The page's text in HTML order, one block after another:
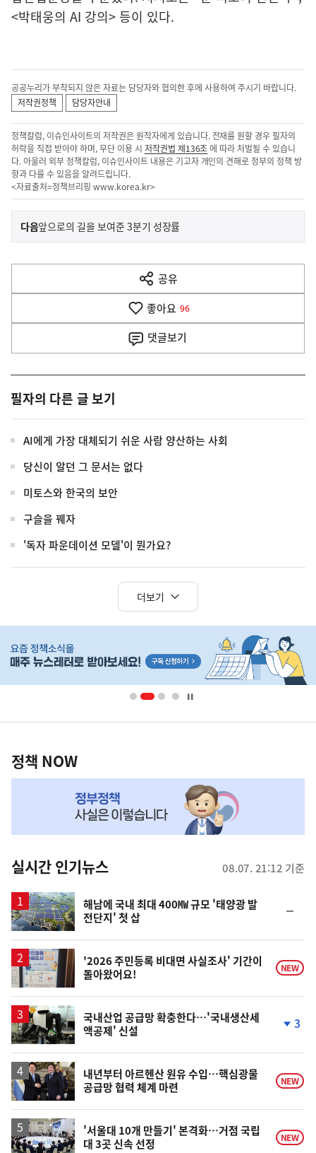
<박태웅의 AI 강의> 등이 있다.
공공누리가 부착되지 않은 자료는 담당자와 협의한 후에 사용하여 주시기 바랍니다.
저작권정책
담당자안내
정책칼럼, 이슈인사이트의 저작권은 원작자에게 있습니다. 전재를 원할 경우 필자의
허락을 직접 받아야 하며, 무단 이용 시 저작권법 제136조에 따라 처벌될 수 있습니
다. 아울러 외부 정책칼럼, 이슈인사이트 내용은 기고자 개인의 견해로 정부의 정책 방
향과 다를 수 있음을 알려드립니다.
<자료출처=정책브리핑 www.korea.kr>
이
전
다
음
다음기
앞으로의 길을 보여준 3분기 성장률
공유
열
기
좋아요 96
댓글보기
필자의 다른 글 보기
AI에게 가장 대체되기 쉬운 사람 양산하는 사회
당신이 알던 그 문서는 없다
미토스와 한국의 보안
구슬을 꿰자
'독자 파운데이션 모델'이 뭔가요?
더보기
단
영
책
NOW,
뉴
스
정책 NOW
실시간 인기뉴스 08.07. 21:12 기준
해남에 국내 최대 400㎿ 규모 '태양광 발
전단지' 첫 삽
일
'2026 주민등록 비대면 사실조사' 기간이
돌아왔어요!
NEW
국내산업 공급망 확충한다…'국내생산세
액공제' 신설
하
락
3
내년부터 아르헨산 원유 수입…핵심광물
공급망 협력 체계 마련
NEW
'서울대 10개 만들기' 본격화…거점 국립
대 3곳 신속 선정
NEW